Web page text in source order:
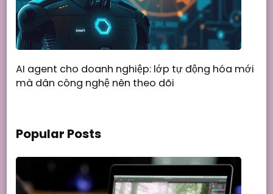
AI agent cho doanh nghiệp: lớp tự động hóa mới
mà dân công nghệ nên theo dõi
Popular Posts